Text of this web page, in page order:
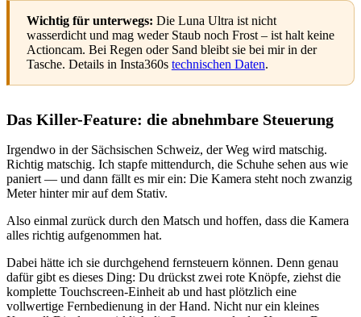
Wichtig für unterwegs: Die Luna Ultra ist nicht
wasserdicht und mag weder Staub noch Frost – ist halt keine
Actioncam. Bei Regen oder Sand bleibt sie bei mir in der
Tasche. Details in Insta360s technischen Daten.
Das Killer-Feature: die abnehmbare Steuerung
Irgendwo in der Sächsischen Schweiz, der Weg wird matschig.
Richtig matschig. Ich stapfe mittendurch, die Schuhe sehen aus wie
paniert — und dann fällt es mir ein: Die Kamera steht noch zwanzig
Meter hinter mir auf dem Stativ.
Also einmal zurück durch den Matsch und hoffen, dass die Kamera
alles richtig aufgenommen hat.
Dabei hätte ich sie durchgehend fernsteuern können. Denn genau
dafür gibt es dieses Ding: Du drückst zwei rote Knöpfe, ziehst die
komplette Touchscreen-Einheit ab und hast plötzlich eine
vollwertige Fernbedienung in der Hand. Nicht nur ein kleines